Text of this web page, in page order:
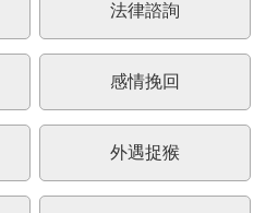
法律諮詢
感情挽回
外遇捉猴